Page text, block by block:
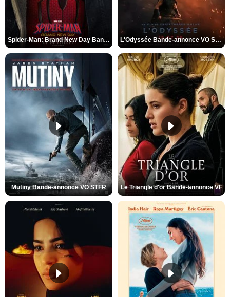
Spider-Man: Brand New Day Bande-annonce VO STFR L'Odyssée Bande-annonce VO STFR
Mutiny Bande-annonce VO STFR Le Triangle d'or Bande-annonce VF